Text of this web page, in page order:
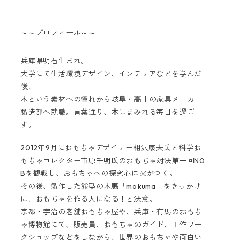
～～プロフィール～～
兵庫県明石生まれ。
大学にて生活環境デザイン、インテリアなどを学んだ
後、
木という素材への憧れから岐阜・高山の家具メーカー
製造部へ就職。言葉通り、木にまみれる毎日を過ご
す。
2012年9月におもちゃデザイナー相沢康夫氏と科学お
もちゃコレクター市原千明氏のおもちゃ対決第一回NO
Bを観戦し、おもちゃへの探究心に火がつく。
その後、製作した熊型の木馬「mokuma」をきっかけ
に、おもちゃを作る人になる！と決意。
京都・宇治の老舗おもちゃ屋や、兵庫・有馬のおもち
ゃ博物館にて、販売員、おもちゃのガイド、工作ワー
クショップなどをしながら、世界のおもちゃや面白い